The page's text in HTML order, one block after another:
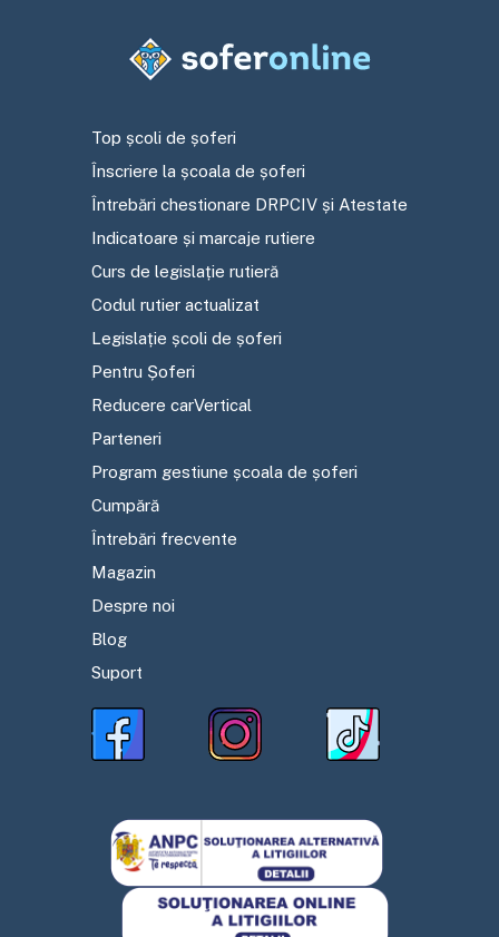
Top școli de șoferi
Înscriere la școala de șoferi
Întrebări chestionare DRPCIV și Atestate
Indicatoare și marcaje rutiere
Curs de legislație rutieră
Codul rutier actualizat
Legislație școli de șoferi
Pentru Șoferi
Reducere carVertical
Parteneri
Program gestiune școala de șoferi
Cumpără
Întrebări frecvente
Magazin
Despre noi
Blog
Suport